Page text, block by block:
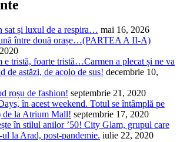
sat și luxul de a respira… mai 16, 2026
între două orașe…(PARTEA A II-A)
e tristă, foarte tristă…Carmen a plecat și ne va
de astăzi, de acolo de sus! decembrie 10,
roșu de fashion! septembrie 21, 2020
în acest weekend. Totul se întâmplă pe
de la Atrium Mall! septembrie 17, 2020
în stilul anilor ’50! City Glam, grupul care
la Arad, post-pandemie. iulie 22, 2020